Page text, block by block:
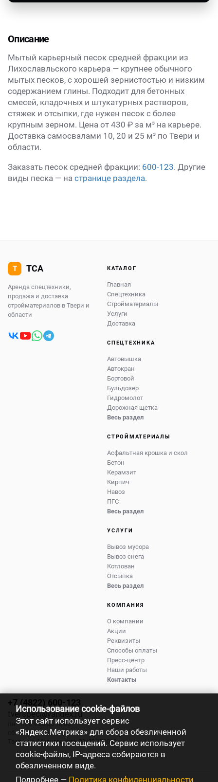
Описание
Мытый карьерный песок средней фракции из
Лихославльского карьера — крупнее обычного
мытых песков, с хорошей зернистостью и низким
содержанием глины. Подходит для бетонных
смесей, кладочных и штукатурных растворов,
стяжек и отсыпки, где нужен песок с более
крупным зерном. Цена от 430 ₽ за м³ на карьере.
Доставка самосвалами 10, 20 и 25 м³ по Твери и
области.
Заказать песок средней фракции: 600-123. Другие
виды песка — на странице раздела.
Аренда спецтехники,
продажа и доставка
стройматериалов в Твери и
области
КАТАЛОГ
Главная
Спецтехника
Стройматериалы
Услуги
Доставка
СПЕЦТЕХНИКА
Автовышка
Автокран
Бортовой
Бульдозер
Гидромолот
Дорожная щетка
Весь раздел
СТРОЙМАТЕРИАЛЫ
Асфальтная крошка и скол
Бетон
Керамзит
Кирпич
Навоз
ПГС
Весь раздел
УСЛУГИ
Вывоз мусора
Вывоз снега
Котлован
Отсыпка
Весь раздел
КОМПАНИЯ
О компании
Акции
Реквизиты
Способы оплаты
Пресс-центр
Наши работы
Контакты
+7 (4822) 600-123
tverspec@yandex.ru
пн - пт с 9:00 до 18:00
сб - вс с 9:00 до 17:00
Тверь,ул. Маяковского, 39/89 170019
Использование cookie-файлов
Этот сайт использует сервис
«Яндекс.Метрика» для сбора обезличенной
статистики посещений. Сервис использует
cookie-файлы, IP-адреса собираются в
обезличенном виде.
Подробнее — Политика конфиденциальности